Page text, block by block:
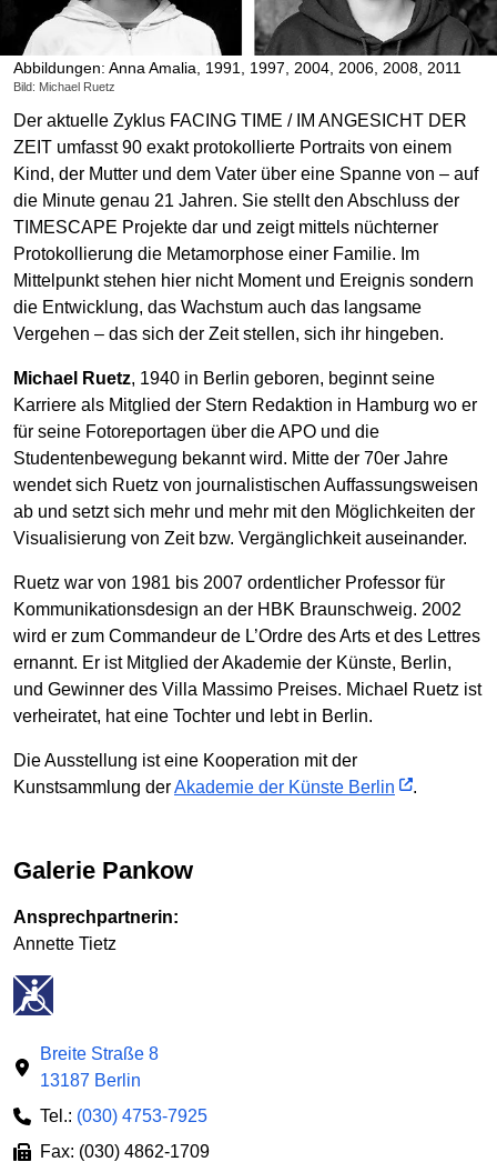
Abbildungen: Anna Amalia, 1991, 1997, 2004, 2006, 2008, 2011
Bild: Michael Ruetz
Der aktuelle Zyklus FACING TIME / IM ANGESICHT DER
ZEIT umfasst 90 exakt protokollierte Portraits von einem
Kind, der Mutter und dem Vater über eine Spanne von – auf
die Minute genau 21 Jahren. Sie stellt den Abschluss der
TIMESCAPE Projekte dar und zeigt mittels nüchterner
Protokollierung die Metamorphose einer Familie. Im
Mittelpunkt stehen hier nicht Moment und Ereignis sondern
die Entwicklung, das Wachstum auch das langsame
Vergehen – das sich der Zeit stellen, sich ihr hingeben.
Michael Ruetz, 1940 in Berlin geboren, beginnt seine
Karriere als Mitglied der Stern Re­dak­tion in Hamburg wo er
für seine Fotoreportagen über die APO und die
Studentenbewegung bekannt wird. Mitte der 70er Jahre
wendet sich Ruetz von journalistischen Auffassungsweisen
ab und setzt sich mehr und mehr mit den Möglichkeiten der
Visualisierung von Zeit bzw. Ver­gäng­lichkeit auseinander.
Ruetz war von 1981 bis 2007 ordentlicher Professor für
Kommunikationsdesign an der HBK Braunschweig. 2002
wird er zum Commandeur de L’Ordre des Arts et des Lettres
ernannt. Er ist Mitglied der Akademie der Künste, Berlin,
und Gewinner des Villa Massimo Preises. Michael Ruetz ist
verheiratet, hat eine Tochter und lebt in Berlin.
Die Ausstellung ist eine Kooperation mit der
Kunstsammlung derAkademie der Künste Berlin .
Galerie Pankow
Ansprechpartnerin:
Annette Tietz
Breite Straße 8
13187 Berlin
Tel.: (030) 4753-7925
Fax: (030) 4862-1709